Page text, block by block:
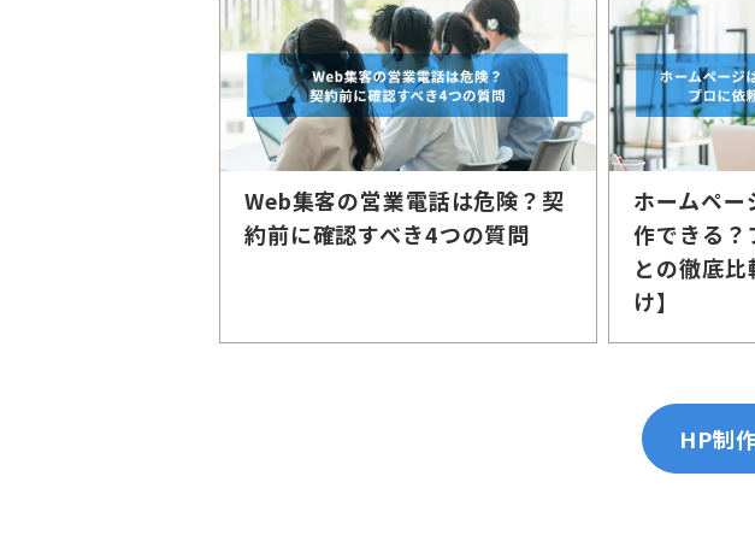
Web集客の営業電話は危険？契
約前に確認すべき4つの質問
ホームペー
作できる？
との徹底
け】
HP制